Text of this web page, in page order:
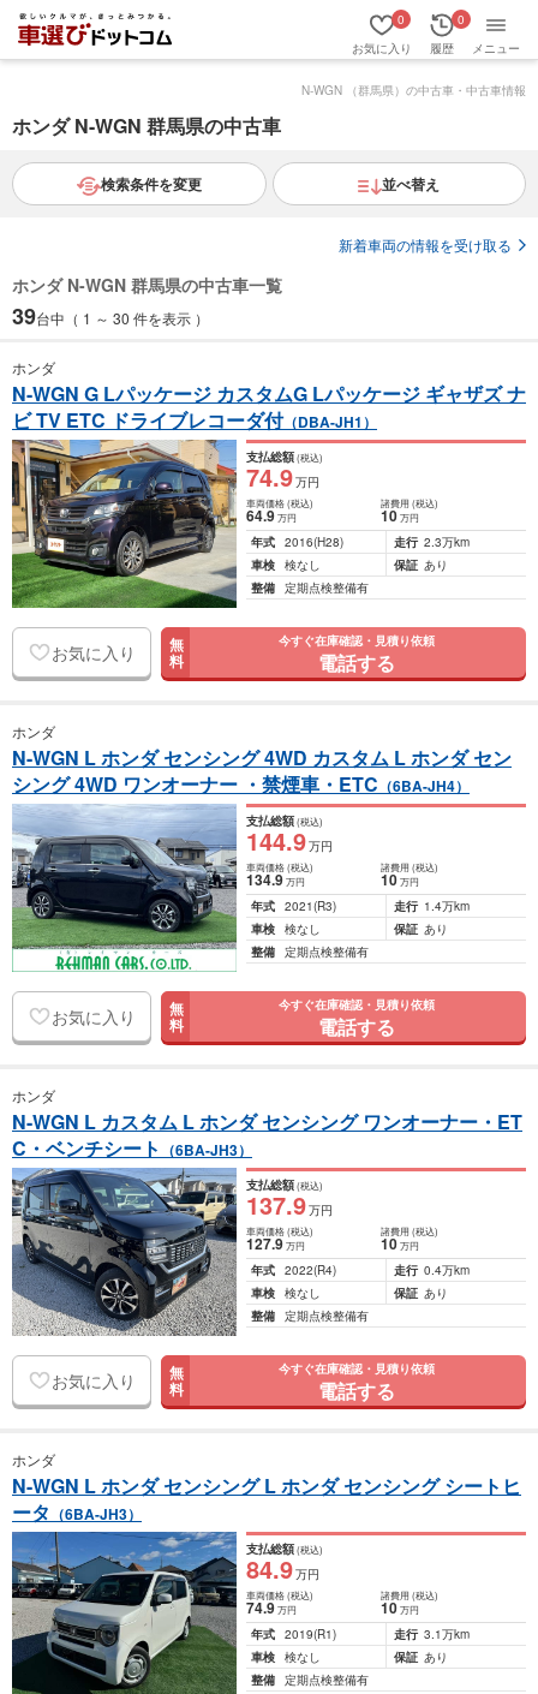
お気に入り
0
履歴
0
メニュー
N-WGN （群馬県）の中古車・中古車情報
ホンダ N-WGN 群馬県の中古車
検索条件を変更 並べ替え
新着車両の情報を受け取る
ホンダ N-WGN 群馬県の中古車一覧
39台中（ 1 ～ 30 件を表示 ）
ホンダ
N-WGN G Lパッケージ カスタムG Lパッケージ ギャザズ ナ
ビ TV ETC ドライブレコーダ付（DBA-JH1）
支払総額(税込)
74.9万円
車両価格(税込)
64.9万円
諸費用 (税込)
10 万円
年式 2016(H28) 走行 2.3万km
車検 検なし 保証 あり
整備 定期点検整備有
お気に入り 無
料
今すぐ在庫確認・見積り依頼
電話する
ホンダ
N-WGN L ホンダ センシング 4WD カスタム L ホンダ セン
シング 4WD ワンオーナー ・禁煙車・ETC （6BA-JH4）
支払総額(税込)
144.9万円
車両価格(税込)
134.9万円
諸費用 (税込)
10 万円
年式 2021(R3) 走行 1.4万km
車検 検なし 保証 あり
整備 定期点検整備有
お気に入り 無
料
今すぐ在庫確認・見積り依頼
電話する
ホンダ
N-WGN L カスタム L ホンダ センシング ワンオーナー・ET
C・ベンチシート （6BA-JH3）
支払総額(税込)
137.9万円
車両価格(税込)
127.9万円
諸費用 (税込)
10 万円
年式 2022(R4) 走行 0.4万km
車検 検なし 保証 あり
整備 定期点検整備有
お気に入り 無
料
今すぐ在庫確認・見積り依頼
電話する
ホンダ
N-WGN L ホンダ センシング L ホンダ センシング シートヒ
ータ （6BA-JH3）
支払総額(税込)
84.9万円
車両価格(税込)
74.9万円
諸費用 (税込)
10 万円
年式 2019(R1) 走行 3.1万km
車検 検なし 保証 あり
整備 定期点検整備有